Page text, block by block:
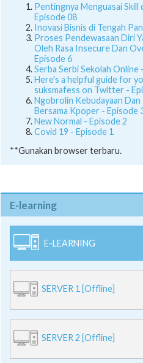
Pentingnya Menguasai Skill
Episode 08
Inovasi Bisnis di Tengah
Proses Pendewasaan Diri
Oleh Rasa Insecure Dan
Episode 6
Serba Serbi Sekolah Online
Here's a helpful guide for
suksmafess on Twitter -
Ngobrolin Kebudayaan Dan
Bersama Kpoper - Episode
New Normal - Episode 2
Covid 19 - Episode 1
**Gunakan browser terbaru.
E-learning
E-LEARNING
SERVER 1 [Offline]
SERVER 2 [Offline]